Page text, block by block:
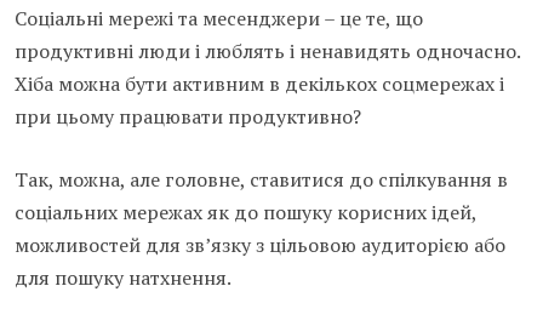
Соціальні мережі та месенджери – це те, що
продуктивні люди і люблять і ненавидять одночасно.
Хіба можна бути активним в декількох соцмережах і
при цьому працювати продуктивно?
Так, можна, але головне, ставитися до спілкування в
соціальних мережах як до пошуку корисних ідей,
можливостей для зв’язку з цільовою аудиторією або
для пошуку натхнення.